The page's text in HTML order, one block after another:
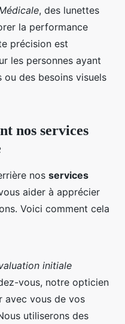
, des lunettes
la performance
précision est
les personnes ayant
des besoins visuels
nos services
nos services
aider à apprécier
Voici comment cela
initiale
vous, notre opticien
avec vous de vos
utiliserons des